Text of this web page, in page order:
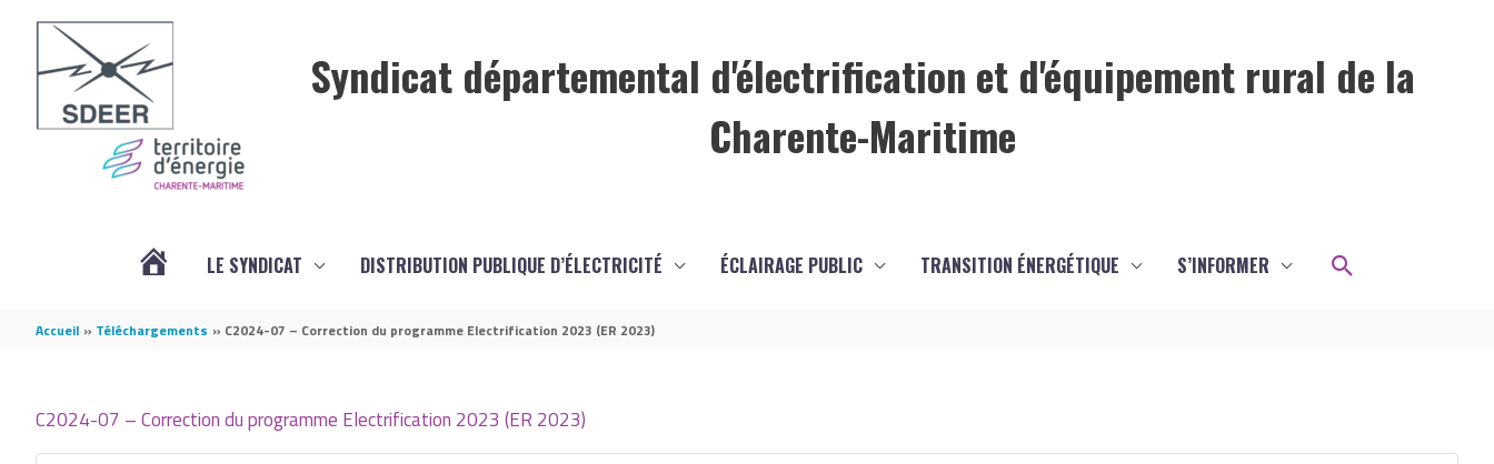
Syndicat départemental d'électrification et d'équipement rural de la
Charente-Maritime
LE SYNDICAT DISTRIBUTION PUBLIQUE D’ÉLECTRICITÉ ÉCLAIRAGE PUBLIC TRANSITION ÉNERGÉTIQUE S’INFORMER Rechercher
Accueil Téléchargements C2024-07 – Correction du programme Electrification 2023 (ER 2023)
C2024-07 – Correction du programme Electrification 2023 (ER 2023)